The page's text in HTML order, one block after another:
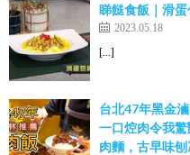
睇餸食飯｜滑
2023.05.18
[…]
台北47年黑金
一口焢肉令我
肉麵，古早味